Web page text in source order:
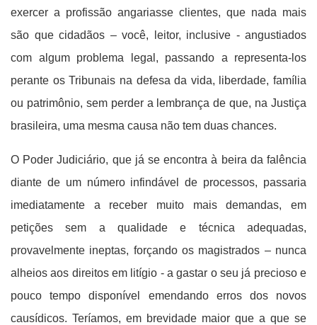
exercer a profissão angariasse clientes, que nada mais
são que cidadãos – você, leitor, inclusive - angustiados
com algum problema legal, passando a representa-los
perante os Tribunais na defesa da vida, liberdade, família
ou patrimônio, sem perder a lembrança de que, na Justiça
brasileira, uma mesma causa não tem duas chances.
O Poder Judiciário, que já se encontra à beira da falência
diante de um número infindável de processos, passaria
imediatamente a receber muito mais demandas, em
petições sem a qualidade e técnica adequadas,
provavelmente ineptas, forçando os magistrados – nunca
alheios aos direitos em litígio - a gastar o seu já precioso e
pouco tempo disponível emendando erros dos novos
causídicos. Teríamos, em brevidade maior que a que se